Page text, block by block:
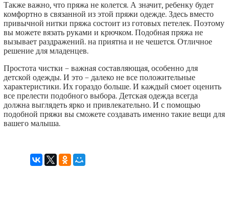
Также важно, что пряжа не колется. А значит, ребенку будет
комфортно в связанной из этой пряжи одежде. Здесь вместо
привычной нитки пряжа состоит из готовых петелек. Поэтому
вы можете вязать руками и крючком. Подобная пряжа не
вызывает раздражений. на приятна и не чешется. Отличное
решение для младенцев.
Простота чистки – важная составляющая, особенно для
детской одежды. И это – далеко не все положительные
характеристики. Их гораздо больше. И каждый смоет оценить
все прелести подобного выбора. Детская одежда всегда
должна выглядеть ярко и привлекательно. И с помощью
подобной пряжи вы сможете создавать именно такие вещи для
вашего малыша.